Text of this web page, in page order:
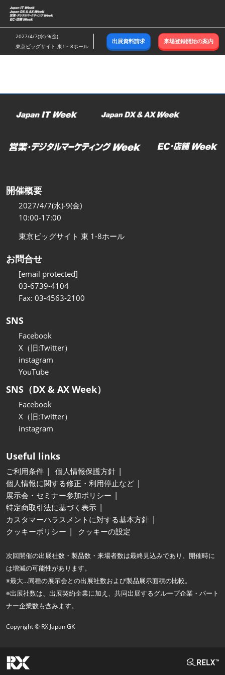
ス
キ
ッ
し
む
2027/4/7(水)-9(金)
東京ビッグサイト 東1～8ホール
出展資料請求 来場登録開始の案内
開催概要
2027/4/7(水)-9(金)
10:00-17:00
東京ビッグサイト 東 1-8ホール
お問合せ
[email protected]
03-6739-4104
Fax: 03-4563-2100
SNS
Facebook
X（旧:Twitter）
instagram
YouTube
SNS（DX & AX Week）
Facebook
X（旧:Twitter）
instagram
Useful links
ご利用条件
個人情報保護方針
個人情報に関する修正・利用停止など
展示会・セミナー参加ポリシー
特定商取引法に基づく表示
カスタマーハラスメントに対する基本方針
クッキーポリシー
クッキーの設定
次回開催の出展社数・製品数・来場者数は最終見込みであり、開催時に
は増減の可能性があります。
※最大…同種の展示会との出展社数および製品展示面積の比較。
※出展社数は、出展契約企業に加え、共同出展するグループ企業・パート
ナー企業数も含みます。
Copyright © RX Japan GK